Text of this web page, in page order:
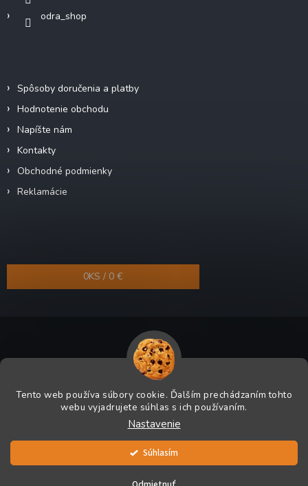
Tento web používa súbory cookie. Ďalším prechádzaním tohto
webu vyjadrujete súhlas s ich používaním.
Nastavenie
Súhlasím
odra_shop
Spôsoby doručenia a platby
Hodnotenie obchodu
Napíšte nám
Kontakty
Obchodné podmienky
Reklamácie
0KS / 0 €
Odra-shop.sk. Všetky práva vyhradené.
Grafický návrh vytvoril a na Shoptet implementoval Tomáš Hlad&
Shoptetak.cz.
Vytvoril Shoptet